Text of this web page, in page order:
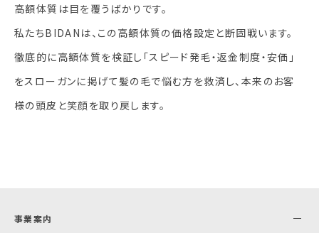
高額体質は目を覆うばかりです。
私たちBIDANは、この高額体質の価格設定と断固戦います。
徹底的に高額体質を検証し「スピード発毛・返金制度・安価」
をスローガンに掲げて髪の毛で悩む方を救済し、本来のお客
様の頭皮と笑顔を取り戻します。
事業案内